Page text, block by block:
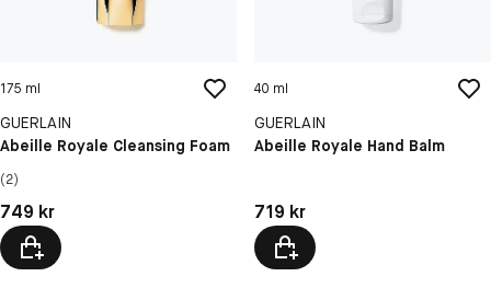
175 ml
GUERLAIN
Abeille Royale Cleansing Foam
(2)
Pris: 749 kr
749 kr
40 ml
GUERLAIN
Abeille Royale Hand Balm
Pris: 719 kr
719 kr